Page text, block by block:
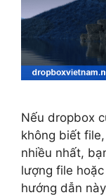
Nếu dropbox
không biết
nhiều nhất,
lượng file
hướng dẫn này